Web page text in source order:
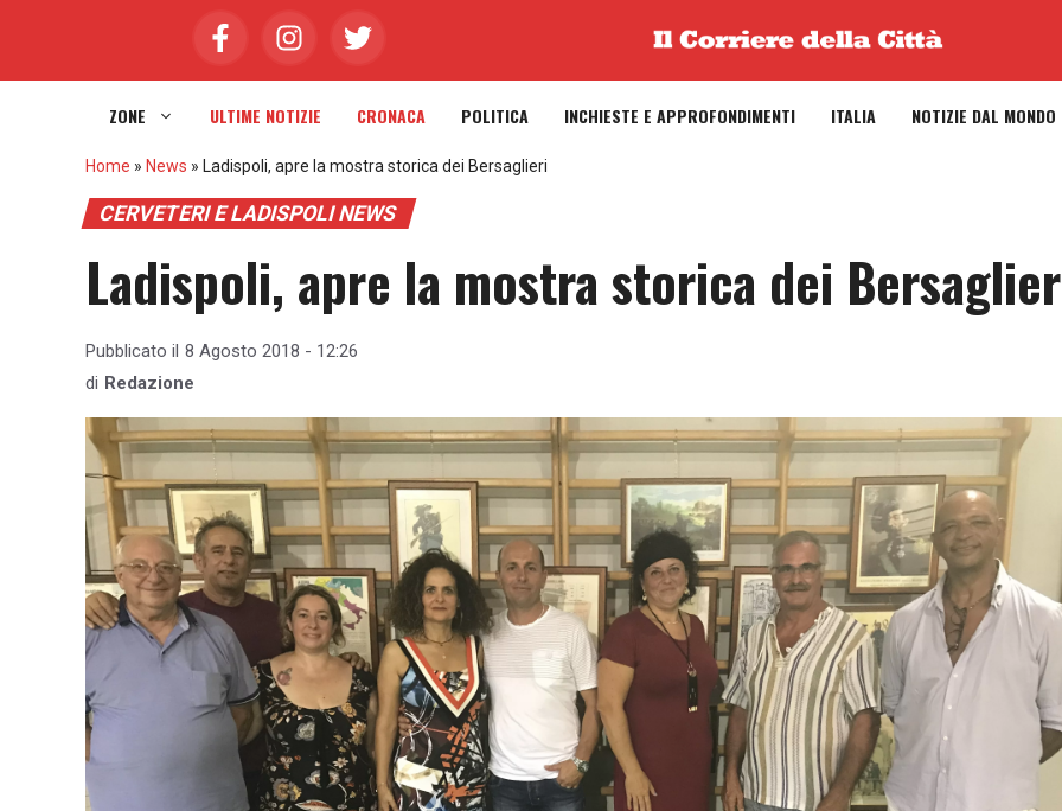
ZONE ULTIME NOTIZIE CRONACA POLITICA INCHIESTE E APPROFONDIMENTI ITALIA NOTIZIE DAL MONDO
Home » News » Ladispoli, apre la mostra storica dei Bersaglieri
CERVETERI E LADISPOLI NEWS
Ladispoli, apre la mostra storica dei
Pubblicato il 8 Agosto 2018 - 12:26
di Redazione